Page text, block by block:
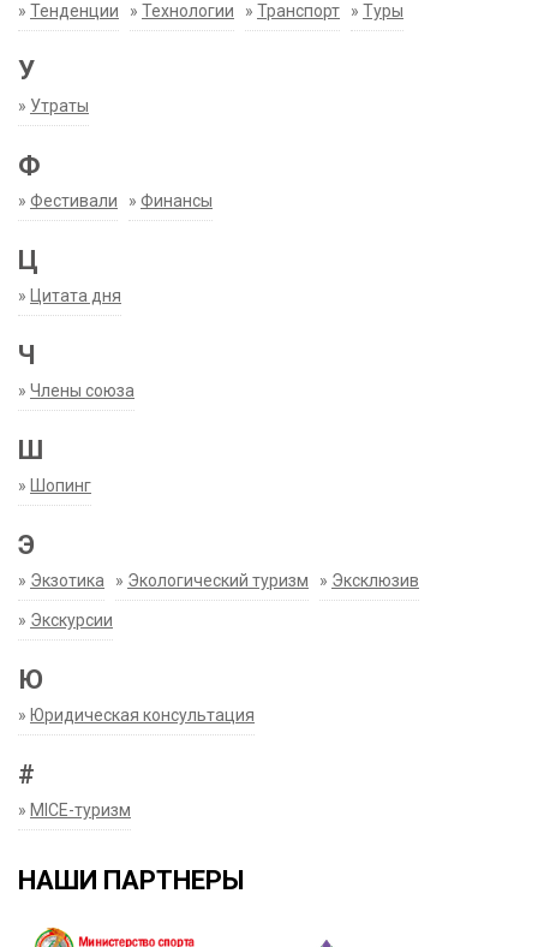
» Тенденции » Технологии » Транспорт » Туры
У
» Утраты
Ф
» Фестивали » Финансы
Ц
» Цитата дня
Ч
» Члены союза
Ш
» Шопинг
Э
» Экзотика » Экологический туризм » Эксклюзив
» Экскурсии
Ю
» Юридическая консультация
#
» MICE-туризм
НАШИ ПАРТНЕРЫ